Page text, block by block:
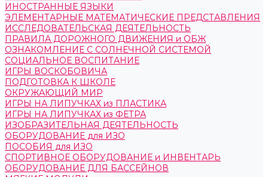
ИНОСТРАННЫЕ ЯЗЫКИ
ЭЛЕМЕНТАРНЫЕ МАТЕМАТИЧЕСКИЕ ПРЕДСТАВЛЕНИЯ
ИССЛЕДОВАТЕЛЬСКАЯ ДЕЯТЕЛЬНОСТЬ
ПРАВИЛА ДОРОЖНОГО ДВИЖЕНИЯ и ОБЖ
ОЗНАКОМЛЕНИЕ С СОЛНЕЧНОЙ СИСТЕМОЙ
СОЦИАЛЬНОЕ ВОСПИТАНИЕ
ИГРЫ ВОСКОБОВИЧА
ПОДГОТОВКА К ШКОЛЕ
ОКРУЖАЮЩИЙ МИР
ИГРЫ НА ЛИПУЧКАХ из ПЛАСТИКА
ИГРЫ НА ЛИПУЧКАХ из ФЕТРА
ИЗОБРАЗИТЕЛЬНАЯ ДЕЯТЕЛЬНОСТЬ
ОБОРУДОВАНИЕ для ИЗО
ПОСОБИЯ для ИЗО
СПОРТИВНОЕ ОБОРУДОВАНИЕ и ИНВЕНТАРЬ
ОБОРУДОВАНИЕ ДЛЯ БАССЕЙНОВ